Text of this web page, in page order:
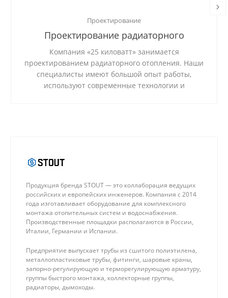
Проектирование
Проектирование радиаторного
отопления
Компания «25 киловатт» занимается
проектированием радиаторного отопления. Наши
специалисты имеют большой опыт работы,
используют современные технологии и
Продукция бренда STOUT — это коллаборация ведущих
российских и европейских инженеров. Компания с 2014
года изготавливает оборудование для комплексного
монтажа отопительных систем и водоснабжения.
Производственные площадки располагаются в России,
Италии, Германии и Испании.
Предприятие выпускает трубы из сшитого полиэтилена,
металлопластиковые трубы, фитинги, шаровые краны,
запорно-регулирующую и терморегулирующую арматуру,
группы быстрого монтажа, коллекторные группы,
радиаторы, дымоходы.